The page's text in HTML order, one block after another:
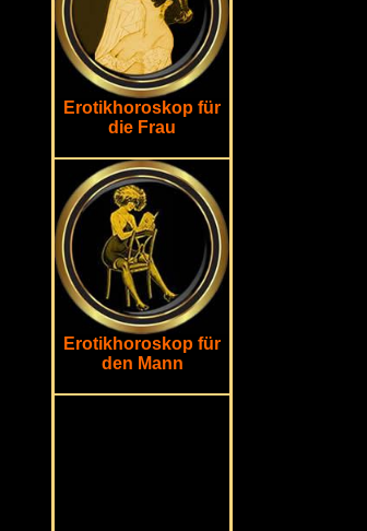
Erotikhoroskop für
die Frau
Erotikhoroskop für
den Mann